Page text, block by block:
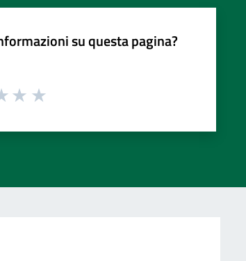
su questa pagina?